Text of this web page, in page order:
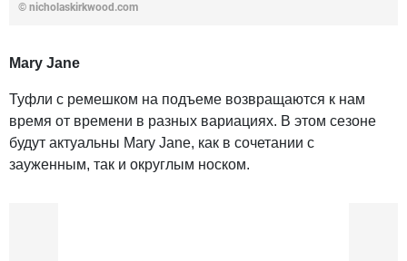
© nicholaskirkwood.com
Mary Jane
Туфли с ремешком на подъеме возвращаются к нам
время от времени в разных вариациях. В этом сезоне
будут актуальны Mary Jane, как в сочетании с
зауженным, так и округлым носком.